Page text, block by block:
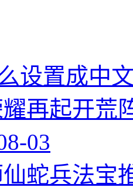
设置成中
再起开荒
03
蛇兵法宝